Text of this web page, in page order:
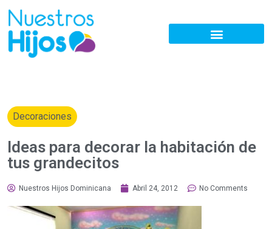
Decoraciones
Ideas para decorar la habitación de
tus grandecitos
Nuestros Hijos Dominicana Abril 24, 2012 No Comments